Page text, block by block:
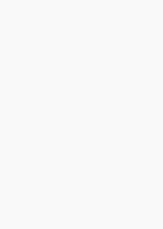
kontentjét CR2